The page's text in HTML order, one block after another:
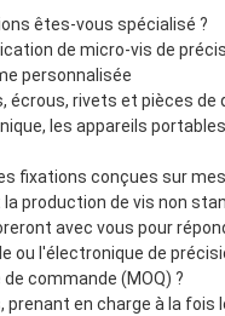
êtes-vous spécialisé ?
de micro-vis de
personnalisée
rivets et pièces
les appareils
fixations conçues sur
la production de vis non
avec vous pour
ou l'électronique de
commande (MOQ) ?
prenant en charge à la